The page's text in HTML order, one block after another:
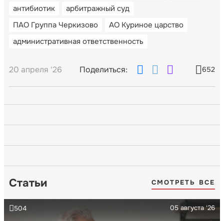
антибиотик
арбитражный суд
ПАО Группа Черкизово
АО Куриное царство
административная ответственность
20 апреля '26 Поделиться: 652
Статьи СМОТРЕТЬ ВСЕ
05 августа '26
504